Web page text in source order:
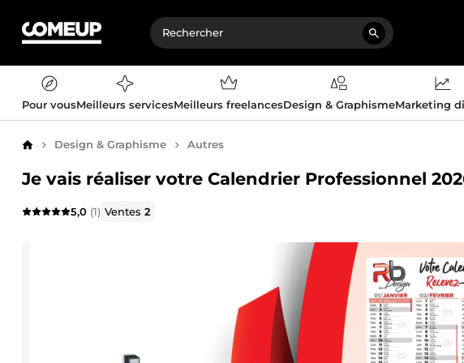
Pour vousMeilleurs servicesMeilleurs freelancesDesign & GraphismeMarketing
AccueilDesign & Graphisme Autres
Je vais réaliser votre Calendrier Professionnel
5,0 (1) Ventes2